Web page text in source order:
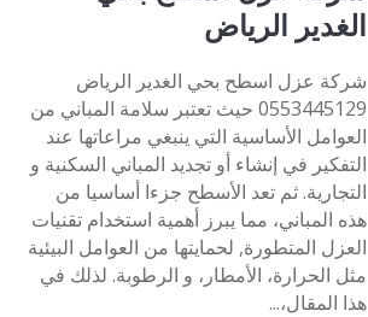
الغدير الرياض
شركة عزل اسطح بحي الغدير الرياض
0553445129 حيث تعتبر سلامة المباني من
العوامل الأساسية التي ينبغي مراعاتها عند
التفكير في إنشاء أو تجديد المباني السكنية و
التجارية. ثم تعد الأسطح جزءا أساسيا من
هذه المباني، مما يبرز أهمية استخدام تقنيات
العزل المتطورة, لحمايتها من العوامل البيئية
مثل الحرارة، الأمطار، و الرطوبة. لذلك في
هذا المقال،...